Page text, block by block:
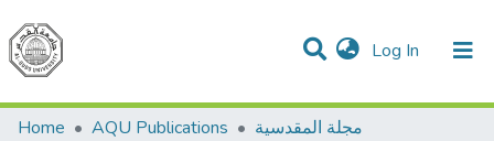
Log In (current)
Communities & Collections
All of DSpace
Home
AQU Publications
مجلة المقدسية